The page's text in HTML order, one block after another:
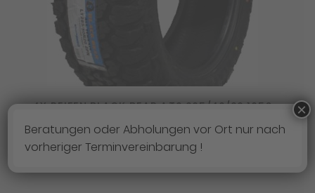
4X REIFEN BLACK BEAR AT2 265/40/22 105S
900,00€
MEHR ERFAHREN
Beratungen oder Abholungen vor Ort nur nach
vorheriger Terminvereinbarung !
×